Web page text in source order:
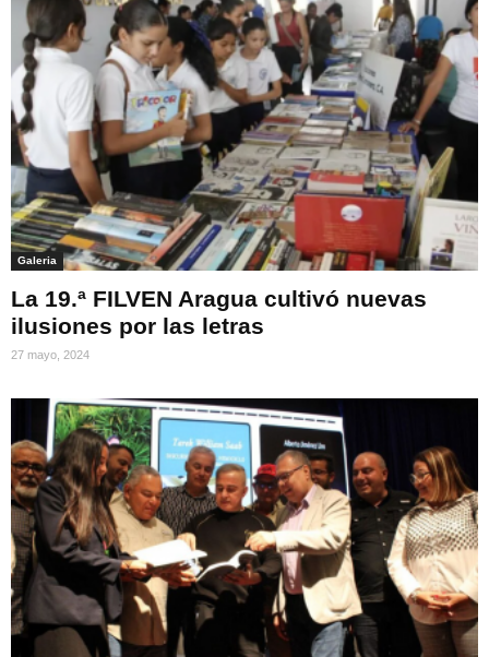
Galeria
La 19.ª FILVEN Aragua cultivó nuevas
ilusiones por las letras
27 mayo, 2024